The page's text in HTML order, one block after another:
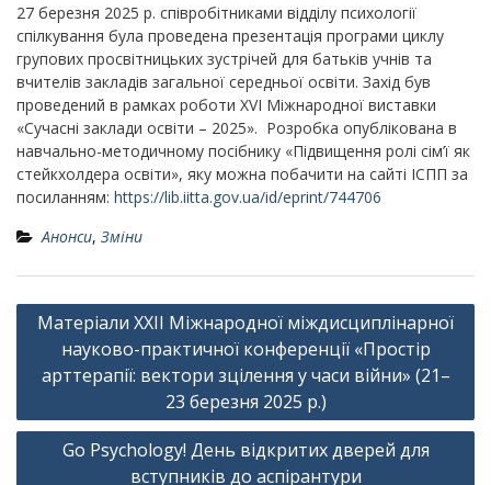
27 березня 2025 р. співробітниками відділу психології
спілкування була проведена презентація програми циклу
групових просвітницьких зустрічей для батьків учнів та
вчителів закладів загальної середньої освіти. Захід був
проведений в рамках роботи ХVІ Міжнародної виставки
«Сучасні заклади освіти – 2025». Розробка опублікована в
навчально-методичному посібнику «Підвищення ролі сім’ї як
стейкхолдера освіти», яку можна побачити на сайті ІСПП за
посиланням: https://lib.iitta.gov.ua/id/eprint/744706
Анонси, Зміни
Навігація
записів
Матеріали ХХІІ Міжнародної міждисциплінарної
науково-практичної конференції «Простір
арттерапії: вектори зцілення у часи війни» (21–
23 березня 2025 р.)
Go Psychology! День відкритих дверей для
вступників до аспірантури